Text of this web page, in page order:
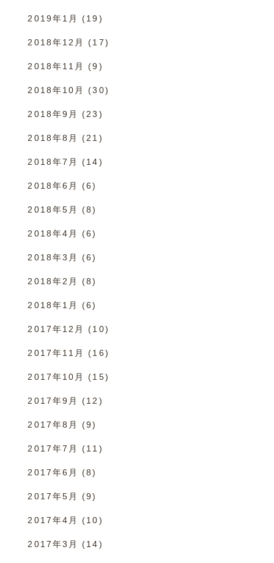
2019年1月 (19)
2018年12月 (17)
2018年11月 (9)
2018年10月 (30)
2018年9月 (23)
2018年8月 (21)
2018年7月 (14)
2018年6月 (6)
2018年5月 (8)
2018年4月 (6)
2018年3月 (6)
2018年2月 (8)
2018年1月 (6)
2017年12月 (10)
2017年11月 (16)
2017年10月 (15)
2017年9月 (12)
2017年8月 (9)
2017年7月 (11)
2017年6月 (8)
2017年5月 (9)
2017年4月 (10)
2017年3月 (14)